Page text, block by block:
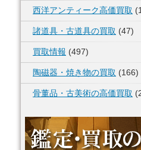
西洋アンティーク高価買取
諸道具・古道具の買取 (47)
買取情報 (497)
陶磁器・焼き物の買取 (166)
骨董品・古美術の高価買取